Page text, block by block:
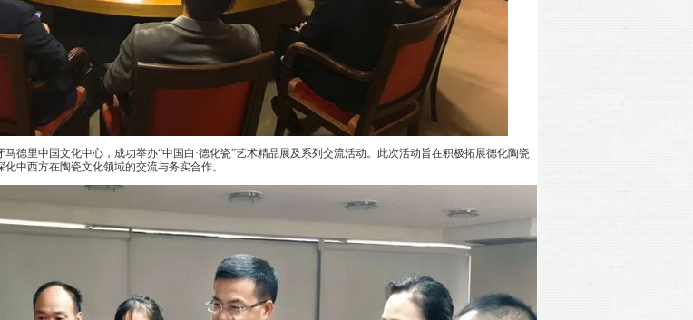
德里中国文化中心，成功举办“中国白·德化瓷”艺术精品展及系列交流活动。此次活动旨在积极拓展德化陶瓷
中西方在陶瓷文化领域的交流与务实合作。